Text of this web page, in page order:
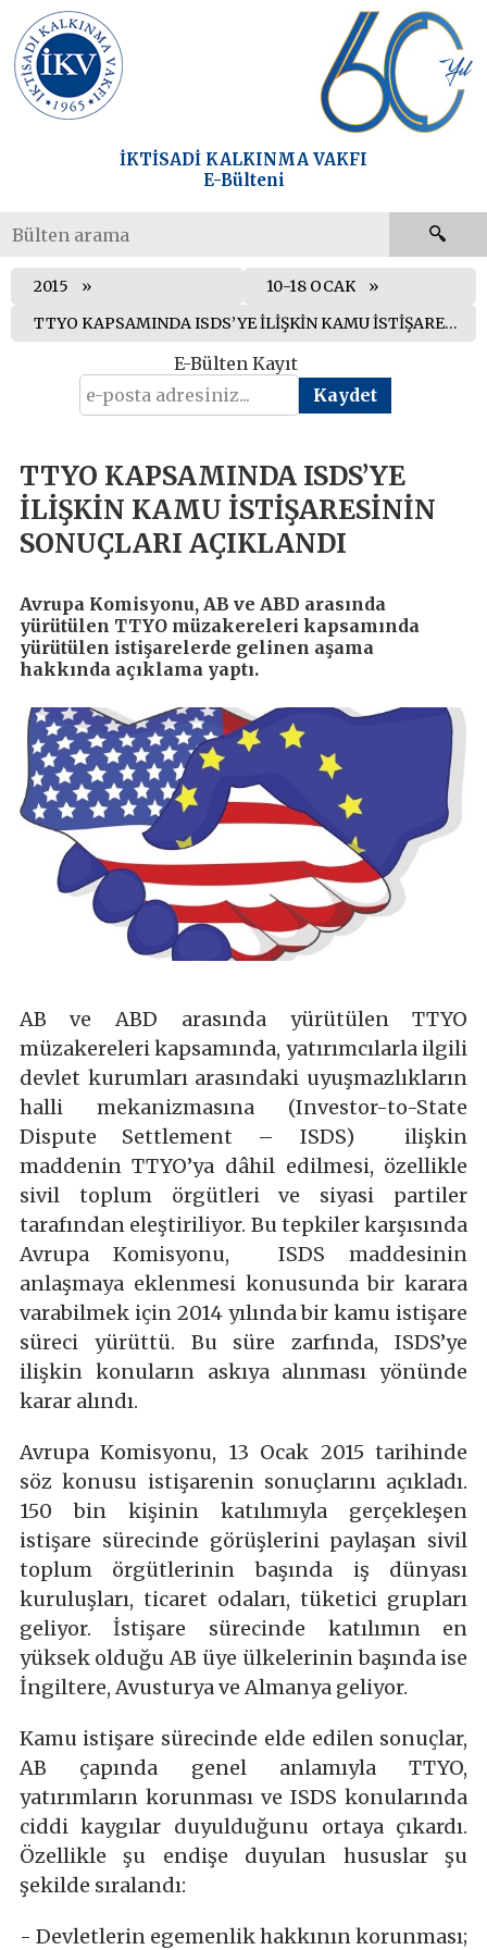
İKTİSADİ KALKINMA VAKFI
E-Bülteni
2015
10-18 OCAK
TTYO KAPSAMINDA ISDS’YE İLİŞKİN KAMU İSTİŞARESİNİN SONUÇLARI AÇIKLANDI
E-Bülten Kayıt
TTYO KAPSAMINDA ISDS’YE
İLİŞKİN KAMU İSTİŞARESİNİN
SONUÇLARI AÇIKLANDI
Avrupa Komisyonu, AB ve ABD arasında
yürütülen TTYO müzakereleri kapsamında
yürütülen istişarelerde gelinen aşama
hakkında açıklama yaptı.
AB ve ABD arasında yürütülen TTYO
müzakereleri kapsamında, yatırımcılarla ilgili
devlet kurumları arasındaki uyuşmazlıkların
halli mekanizmasına (Investor-to-State
Dispute Settlement – ISDS) ilişkin
maddenin TTYO’ya dâhil edilmesi, özellikle
sivil toplum örgütleri ve siyasi partiler
tarafından eleştiriliyor. Bu tepkiler karşısında
Avrupa Komisyonu, ISDS maddesinin
anlaşmaya eklenmesi konusunda bir karara
varabilmek için 2014 yılında bir kamu istişare
süreci yürüttü. Bu süre zarfında, ISDS’ye
ilişkin konuların askıya alınması yönünde
karar alındı.
Avrupa Komisyonu, 13 Ocak 2015 tarihinde
söz konusu istişarenin sonuçlarını açıkladı.
150 bin kişinin katılımıyla gerçekleşen
istişare sürecinde görüşlerini paylaşan sivil
toplum örgütlerinin başında iş dünyası
kuruluşları, ticaret odaları, tüketici grupları
geliyor. İstişare sürecinde katılımın en
yüksek olduğu AB üye ülkelerinin başında ise
İngiltere, Avusturya ve Almanya geliyor.
Kamu istişare sürecinde elde edilen sonuçlar,
AB çapında genel anlamıyla TTYO,
yatırımların korunması ve ISDS konularında
ciddi kaygılar duyulduğunu ortaya çıkardı.
Özellikle şu endişe duyulan hususlar şu
şekilde sıralandı:
- Devletlerin egemenlik hakkının korunması;